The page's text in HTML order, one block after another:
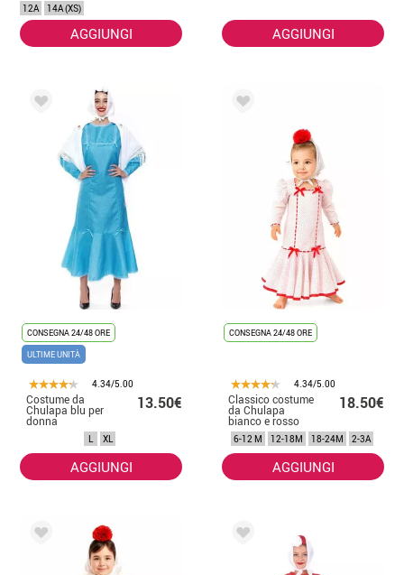
12A
14A (XS)
AGGIUNGI AGGIUNGI
CONSEGNA 24/48 ORE
ULTIME UNITÀ
4.34/5.00
Costume da
Chulapa blu per
donna
13.50€
L XL
AGGIUNGI
CONSEGNA 24/48 ORE
4.34/5.00
Classico costume
da Chulapa
bianco e rosso
per neonato
18.50€
6-12 M 12-18M 18-24M 2-3A
AGGIUNGI